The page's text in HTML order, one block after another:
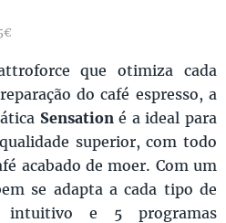
que otimiza cada
do café espresso, a
Sensationé a ideal para
superior, com todo
acabado de moer. Com um
se adapta a cada tipo de
intuitivo e 5 programas